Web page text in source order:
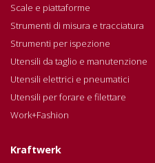
Scale e piattaforme
Strumenti di misura e tracciatura
Strumenti per ispezione
Utensili da taglio e manutenzione
Utensili elettrici e pneumatici
Utensili per forare e filettare
Work+Fashion
Kraftwerk